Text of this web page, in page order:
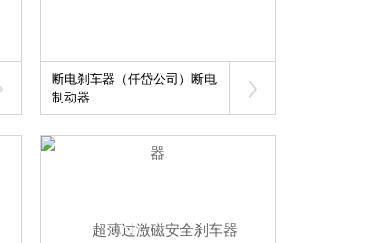
断电刹车器（仟岱公司）断电
制动器